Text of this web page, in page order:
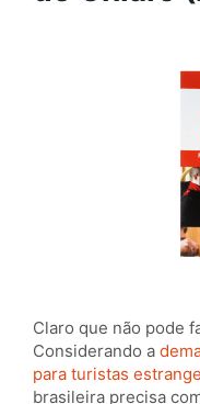
Claro que não pode
Considerando a
para turistas
brasileira precisa